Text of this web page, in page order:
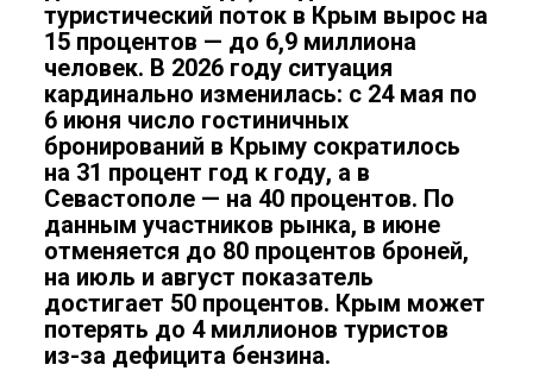
туристический поток в Крым вырос на
15 процентов — до 6,9 миллиона
человек. В 2026 году ситуация
кардинально изменилась: с 24 мая по
6 июня число гостиничных
бронирований в Крыму сократилось
на 31 процент год к году, а в
Севастополе — на 40 процентов. По
данным участников рынка, в июне
отменяется до 80 процентов броней,
на июль и август показатель
достигает 50 процентов. Крым может
потерять до 4 миллионов туристов
из-за дефицита бензина.